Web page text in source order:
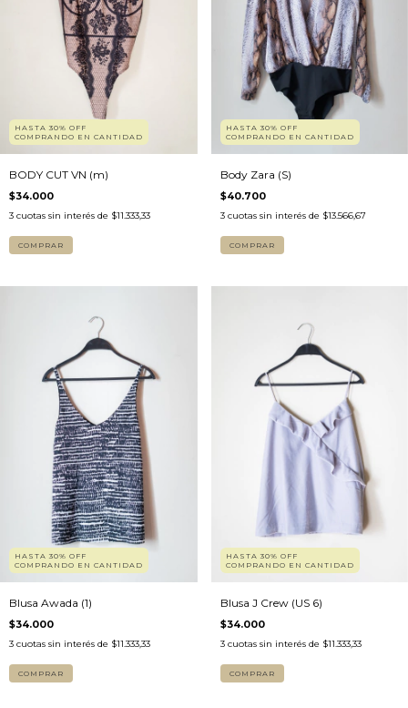
HASTA 30% OFF
COMPRANDO EN CANTIDAD
BODY CUT VN (m)
$34.000
3 cuotas sin interés de $11.333,33
COMPRAR
HASTA 30% OFF
COMPRANDO EN CANTIDAD
Body Zara (S)
$40.700
3 cuotas sin interés de $13.566,67
COMPRAR
HASTA 30% OFF
COMPRANDO EN CANTIDAD
Blusa Awada (1)
$34.000
3 cuotas sin interés de $11.333,33
COMPRAR
HASTA 30% OFF
COMPRANDO EN CANTIDAD
Blusa J Crew (US 6)
$34.000
3 cuotas sin interés de $11.333,33
COMPRAR